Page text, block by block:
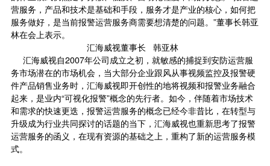
营服务，产品和技术是基础和手段，服务才是产业的核心，如何把
服务做好，是当前报警运营服务商需要想清楚的问题。”董事长韩亚
林在会上表示。
汇海威视董事长 韩亚林
汇海威视自2007年公司成立之初，就敏感的捕捉到安防运营服
务市场潜在的市场机会，当大部分企业跟风从事视频监控及报警硬
件产品销售业务时，汇海威视即开创性的地将视频和报警业务融合
起来，是业内“可视化报警”概念的先行者。如今，伴随着市场技术
和需求的快速更迭，报警运营服务的概念已经今非昔比，在转型与
升级成为行业共同探讨的话题的当下，汇海威视也重新思考了报警
运营服务的函义，在现有资源的基础之上，重构了新的运营服务模
式。